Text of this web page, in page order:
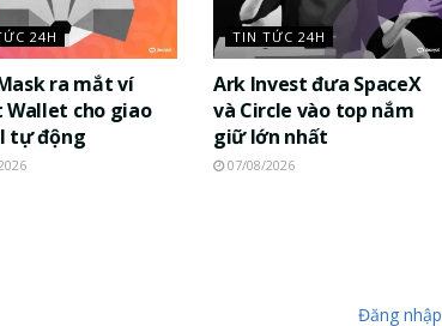
24H
ra mắt ví
Wallet cho giao
tự động
TIN TỨC 24H
Ark Invest đưa SpaceX
và Circle vào top nắm
giữ lớn nhất
07/08/2026
Đăng nhập